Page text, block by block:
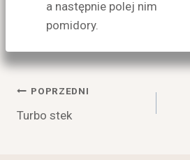
a następnie polej nim
pomidory.
Nawigacja
POPRZEDNI
Turbo stek